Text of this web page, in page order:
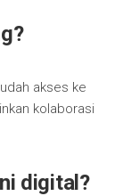
akses ke
kolaborasi
digital?